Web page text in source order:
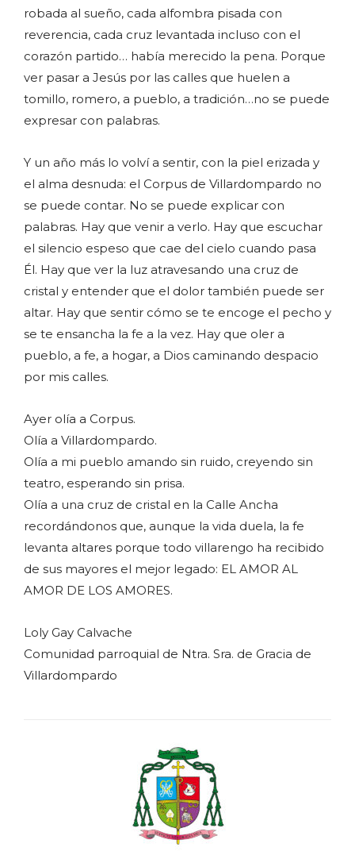
robada al sueño, cada alfombra pisada con
reverencia, cada cruz levantada incluso con el
corazón partido… había merecido la pena. Porque
ver pasar a Jesús por las calles que huelen a
tomillo, romero, a pueblo, a tradición…no se puede
expresar con palabras.
Y un año más lo volví a sentir, con la piel erizada y
el alma desnuda: el Corpus de Villardompardo no
se puede contar. No se puede explicar con
palabras. Hay que venir a verlo. Hay que escuchar
el silencio espeso que cae del cielo cuando pasa
Él. Hay que ver la luz atravesando una cruz de
cristal y entender que el dolor también puede ser
altar. Hay que sentir cómo se te encoge el pecho y
se te ensancha la fe a la vez. Hay que oler a
pueblo, a fe, a hogar, a Dios caminando despacio
por mis calles.
Ayer olía a Corpus.
Olía a Villardompardo.
Olía a mi pueblo amando sin ruido, creyendo sin
teatro, esperando sin prisa.
Olía a una cruz de cristal en la Calle Ancha
recordándonos que, aunque la vida duela, la fe
levanta altares porque todo villarengo ha recibido
de sus mayores el mejor legado: EL AMOR AL
AMOR DE LOS AMORES.
Loly Gay Calvache
Comunidad parroquial de Ntra. Sra. de Gracia de
Villardompardo